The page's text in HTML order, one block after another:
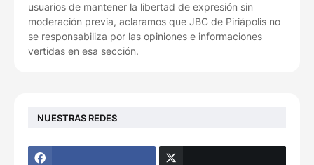
usuarios de mantener la libertad de expresión sin
moderación previa, aclaramos que JBC de Piriápolis no
se responsabiliza por las opiniones e informaciones
vertidas en esa sección.
NUESTRAS REDES